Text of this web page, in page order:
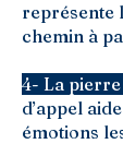
représente
chemin à
4- La pierre
d’appel
émotions